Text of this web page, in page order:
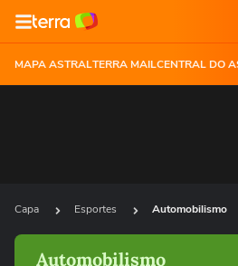
MAPA ASTRALTERRA MAILCENTRAL DO
Capa Esportes Automobilismo
Automobilismo